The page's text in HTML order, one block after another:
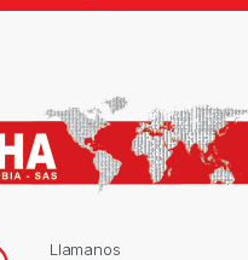
Llamanos